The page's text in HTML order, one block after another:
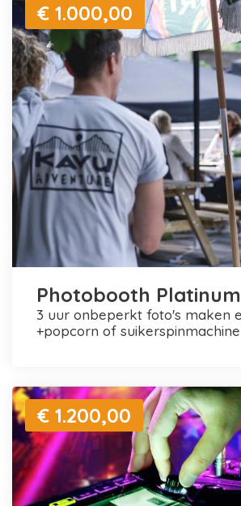
€ 1.000,00
Photobooth Platinum
3 uur onbeperkt foto's maken en printen
+popcorn of suikerspinmachine
€ 1.200,00